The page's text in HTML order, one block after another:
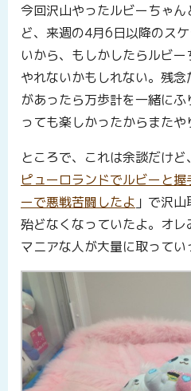
今回沢山やったルビーちゃ
ど、来週の4月6日以降のス
いから、もしかしたらルビ
やれないかもしれない。残
があったら万歩計を一緒に
っても楽しかったからまたや
ところで、これは余談だけ
ピューロランドでルビーと
ーで悪戦苦闘したよ 」で沢
殆どなくなっていたよ。オ
マニアな人が大量に取ってい